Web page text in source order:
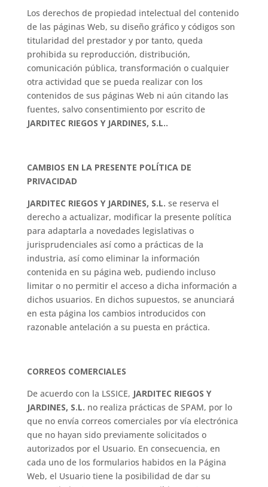
Los derechos de propiedad intelectual del contenido
de las páginas Web, su diseño gráfico y códigos son
titularidad del prestador y por tanto, queda
prohibida su reproducción, distribución,
comunicación pública, transformación o cualquier
otra actividad que se pueda realizar con los
contenidos de sus páginas Web ni aún citando las
fuentes, salvo consentimiento por escrito de
JARDITEC RIEGOS Y JARDINES, S.L..
CAMBIOS EN LA PRESENTE POLÍTICA DE
PRIVACIDAD
JARDITEC RIEGOS Y JARDINES, S.L. se reserva el
derecho a actualizar, modificar la presente política
para adaptarla a novedades legislativas o
jurisprudenciales así como a prácticas de la
industria, así como eliminar la información
contenida en su página web, pudiendo incluso
limitar o no permitir el acceso a dicha información a
dichos usuarios. En dichos supuestos, se anunciará
en esta página los cambios introducidos con
razonable antelación a su puesta en práctica.
CORREOS COMERCIALES
De acuerdo con la LSSICE, JARDITEC RIEGOS Y
JARDINES, S.L. no realiza prácticas de SPAM, por lo
que no envía correos comerciales por vía electrónica
que no hayan sido previamente solicitados o
autorizados por el Usuario. En consecuencia, en
cada uno de los formularios habidos en la Página
Web, el Usuario tiene la posibilidad de dar su